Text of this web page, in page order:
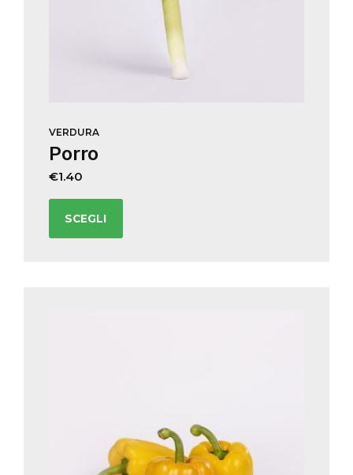
VERDURA
Porro
€1.40
SCEGLI